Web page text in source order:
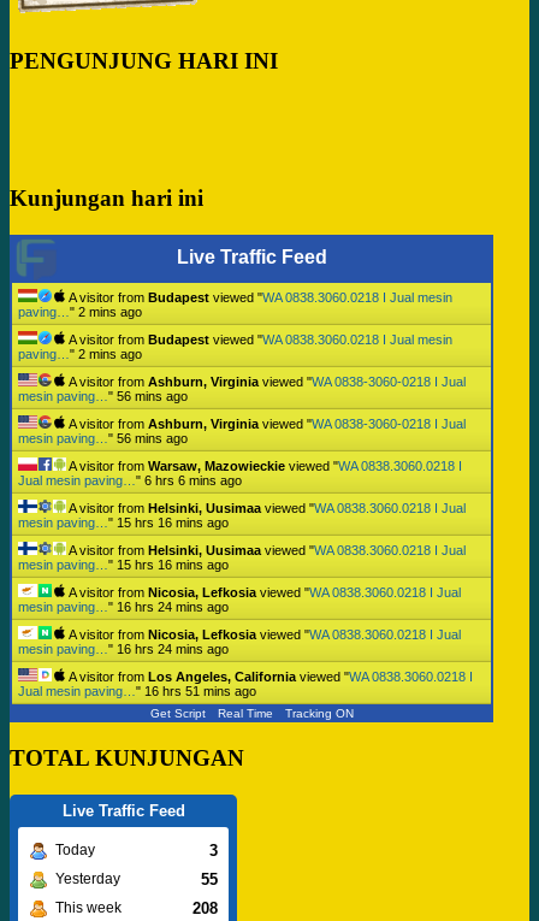
PENGUNJUNG HARI INI
Kunjungan hari ini
Live Traffic Feed
A visitor from Budapest viewed "WA 0838.3060.0218 I Jual mesin
paving… " 2 mins ago
A visitor from Budapest viewed "WA 0838.3060.0218 I Jual mesin
paving… " 2 mins ago
A visitor from Ashburn, Virginia viewed "WA 0838-3060-0218 I Jual
mesin paving… " 56 mins ago
A visitor from Ashburn, Virginia viewed "WA 0838-3060-0218 I Jual
mesin paving… " 56 mins ago
A visitor from Warsaw, Mazowieckie viewed "WA 0838.3060.0218 I
Jual mesin paving… " 6 hrs 6 mins ago
A visitor from Helsinki, Uusimaa viewed "WA 0838.3060.0218 I Jual
mesin paving… " 15 hrs 16 mins ago
A visitor from Helsinki, Uusimaa viewed "WA 0838.3060.0218 I Jual
mesin paving… " 15 hrs 16 mins ago
A visitor from Nicosia, Lefkosia viewed "WA 0838.3060.0218 I Jual
mesin paving… " 16 hrs 24 mins ago
A visitor from Nicosia, Lefkosia viewed "WA 0838.3060.0218 I Jual
mesin paving… " 16 hrs 24 mins ago
A visitor from Los Angeles, California viewed "WA 0838.3060.0218 I
Jual mesin paving… " 16 hrs 51 mins ago
Get Script Real Time Tracking ON
TOTAL KUNJUNGAN
Live Traffic Feed
Today 3
Yesterday 55
This week 208